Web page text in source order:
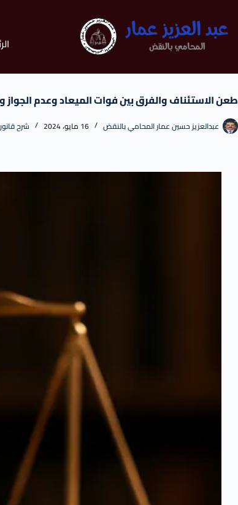
طعن الاستئناف والفرق بين فوات الميعاد وعدم الجواز
عبدالعزيز حسين عمار المحامي بالنقض 16 مايو، 2024 شرح